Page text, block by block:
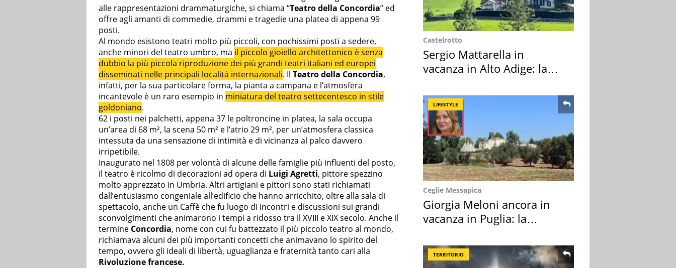
alle rappresentazioni drammaturgiche, si chiama “Teatro della Concordia” ed
offre agli amanti di commedie, drammi e tragedie una platea di appena 99
posti.
Al mondo esistono teatri molto più piccoli, con pochissimi posti a sedere,
anche minori del teatro umbro, ma il piccolo gioiello architettonico è senza
dubbio la più piccola riproduzione dei più grandi teatri italiani ed europei
disseminati nelle principali località internazionali. Il Teatro della Concordia,
infatti, per la sua particolare forma, la pianta a campana e l’atmosfera
incantevole è un raro esempio in miniatura del teatro settecentesco in stile
goldoniano.
62 i posti nei palchetti, appena 37 le poltroncine in platea, la sala occupa
un’area di 68 m², la scena 50 m² e l’atrio 29 m², per un’atmosfera classica
intessuta da una sensazione di intimità e di vicinanza al palco davvero
irripetibile.
Inaugurato nel 1808 per volontà di alcune delle famiglie più influenti del posto,
il teatro è ricolmo di decorazioni ad opera di Luigi Agretti, pittore spezzino
molto apprezzato in Umbria. Altri artigiani e pittori sono stati richiamati
dall’entusiasmo congeniale all’edificio che hanno arricchito, oltre alla sala di
spettacolo, anche un Caffè che fu luogo di incontri e discussioni sui grandi
sconvolgimenti che animarono i tempi a ridosso tra il XVIII e XIX secolo. Anche il
termine Concordia, nome con cui fu battezzato il più piccolo teatro al mondo,
richiamava alcuni dei più importanti concetti che animavano lo spirito del
tempo, ovvero gli ideali di libertà, uguaglianza e fraternità tanto cari alla
Rivoluzione francese.
Castelrotto
Sergio Mattarella in
vacanza in Alto Adige: la
LIFESTYLE
Ceglie Messapica
Giorgia Meloni ancora in
vacanza in Puglia: la
TERRITORIO